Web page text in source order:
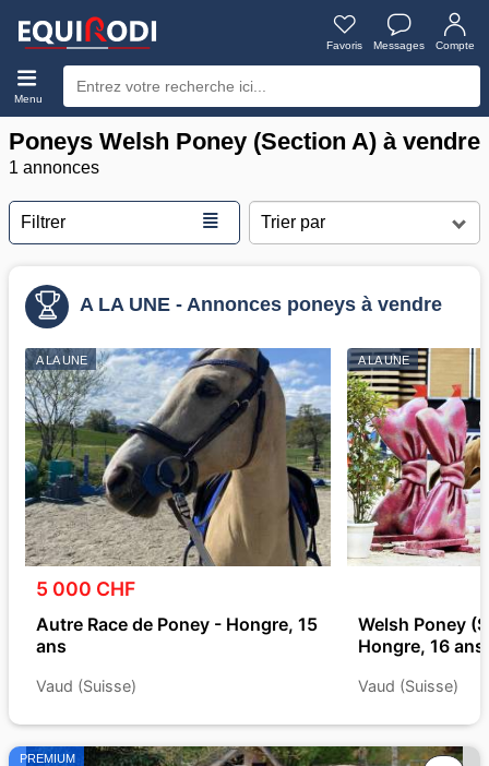
Favoris Messages Compte
Menu
Poneys Welsh Poney (Section A) à vendre
1 annonces
Filtrer ≣
A LA UNE - Annonces poneys à vendre
A LA UNE
5 000 CHF
Autre Race de Poney - Hongre, 15
ans
Vaud (Suisse)
A LA UNE
Welsh Poney
Hongre, 16 ans
Vaud (Suisse)
PREMIUM